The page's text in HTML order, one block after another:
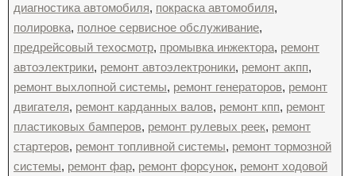
диагностика автомобиля, покраска автомобиля,
полировка, полное сервисное обслуживание,
предрейсовый техосмотр, промывка инжектора, ремонт
автоэлектрики, ремонт автоэлектроники, ремонт акпп,
ремонт выхлопной системы, ремонт генераторов, ремонт
двигателя, ремонт карданных валов, ремонт кпп, ремонт
пластиковых бамперов, ремонт рулевых реек, ремонт
стартеров, ремонт топливной системы, ремонт тормозной
системы, ремонт фар, ремонт форсунок, ремонт ходовой